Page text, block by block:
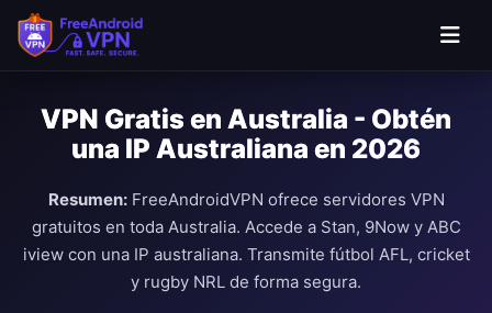
Saltar al contenido principal
VPN Gratis en Australia - Obtén
una IP Australiana en 2026
Resumen:FreeAndroidVPN ofrece servidores VPN
gratuitos en toda Australia. Accede a Stan, 9Now y ABC
iview con una IP australiana. Transmite fútbol AFL, cricket
y rugby NRL de forma segura.